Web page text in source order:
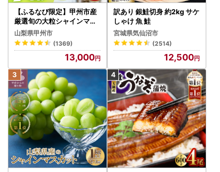
【ふるなび限定】甲州市産
厳選旬の大粒シャインマス
カット 約1.3kg 2～3房【2
026年発送】（MG）B12-
472 FN-Limited-VO シャ
インマスカット フルーツ
山梨県甲州市
(1369)
13,000
訳あり 銀鮭切身 約2kg サケ
しゃけ 魚 鮭
宮城県気仙沼市
(2514)
12,500